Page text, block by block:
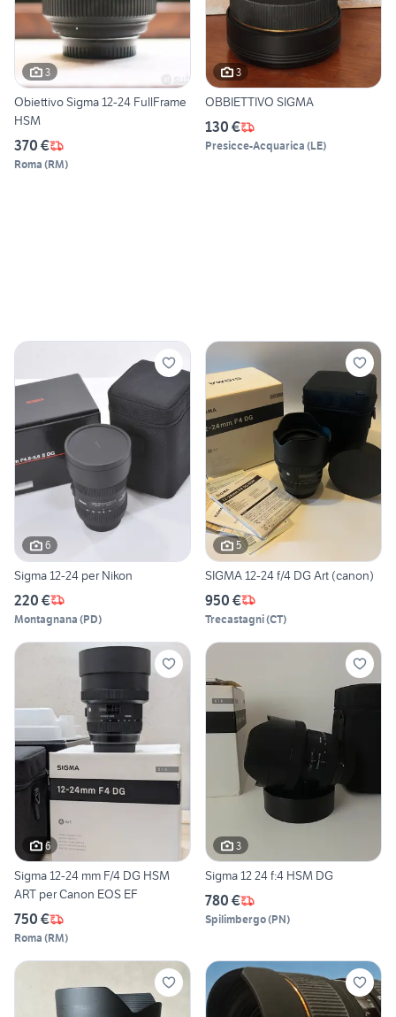
3
Obiettivo Sigma 12-24 FullFrame
HSM
370 €
Roma (RM)
3
OBBIETTIVO SIGMA
130 €
Presicce-Acquarica (LE)
6
Sigma 12-24 per Nikon
220 €
Montagnana (PD)
5
SIGMA 12-24 f/4 DG Art (canon)
950 €
Trecastagni(CT)
6
Sigma 12-24 mm F/4 DG HSM
ART per Canon EOS EF
750 €
Roma (RM)
3
Sigma 12 24 f:4 HSM DG
780 €
Spilimbergo(PN)